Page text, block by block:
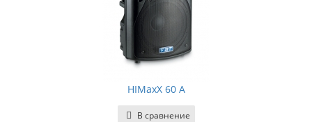
HIMaxX 60 A
В сравнение